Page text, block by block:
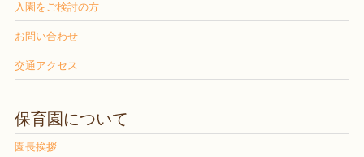
入園をご検討の方
お問い合わせ
交通アクセス
保育園について
園長挨拶